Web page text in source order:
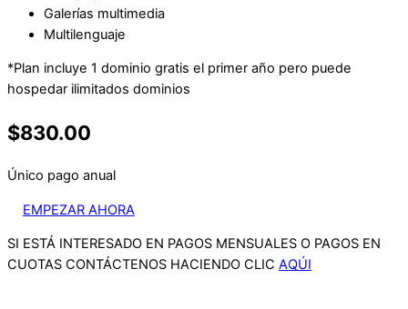
Galerías multimedia
Multilenguaje
*Plan incluye 1 dominio gratis el primer año pero puede
hospedar ilimitados dominios
$830.00
Único pago anual
EMPEZAR AHORA
SI ESTÁ INTERESADO EN PAGOS MENSUALES O PAGOS EN
CUOTAS CONTÁCTENOS HACIENDO CLIC AQÚI